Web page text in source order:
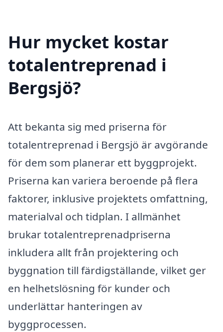
Hur mycket kostar
totalentreprenad i
Bergsjö?
Att bekanta sig med priserna för
totalentreprenad i Bergsjö är avgörande
för dem som planerar ett byggprojekt.
Priserna kan variera beroende på flera
faktorer, inklusive projektets omfattning,
materialval och tidplan. I allmänhet
brukar totalentreprenadpriserna
inkludera allt från projektering och
byggnation till färdigställande, vilket ger
en helhetslösning för kunder och
underlättar hanteringen av
byggprocessen.